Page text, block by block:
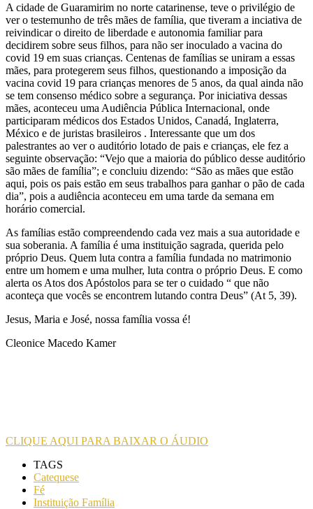
A cidade de Guaramirim no norte catarinense, teve o privilégio de
ver o testemunho de três mães de família, que tiveram a inciativa de
reivindicar o direito de liberdade e autonomia familiar para
decidirem sobre seus filhos, para não ser inoculado a vacina do
covid 19 em suas crianças. Centenas de famílias se uniram a essas
mães, para protegerem seus filhos, questionando a imposição da
vacina covid 19 para crianças menores de 5 anos, da qual ainda não
se tem consenso médico sobre a segurança. Por iniciativa dessas
mães, aconteceu uma Audiência Pública Internacional, onde
participaram médicos dos Estados Unidos, Canadá, Inglaterra,
México e de juristas brasileiros . Interessante que um dos
palestrantes ao ver o auditório lotado de pais e crianças, ele fez a
seguinte observação: “Vejo que a maioria do público desse auditório
são mães de família”; e concluiu dizendo: “São as mães que estão
aqui, pois os pais estão em seus trabalhos para ganhar o pão de cada
dia”, pois a audiência aconteceu em uma tarde da semana em
horário comercial.
As famílias estão compreendendo cada vez mais a sua autoridade e
sua soberania. A família é uma instituição sagrada, querida pelo
próprio Deus. Quem luta contra a família fundada no matrimonio
entre um homem e uma mulher, luta contra o próprio Deus. E como
alerta os Atos dos Apóstolos para se ter o cuidado “ que não
aconteça que vocês se encontrem lutando contra Deus” (At 5, 39).
Jesus, Maria e José, nossa família vossa é!
Cleonice Macedo Kamer
CLIQUE AQUI PARA BAIXAR O ÁUDIO
TAGS
Catequese
Fé
Instituição Família